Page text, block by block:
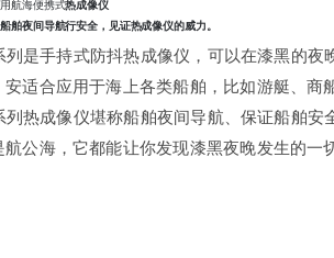
航海便携式热成像仪
舶夜间导航行安全，见证热成像仪的威力。
列是手持式防抖热成像仪，可以在漆黑的
适合应用于海上各类船舶，比如游艇、商
列热成像仪堪称船舶夜间导航、保证船舶
公海，它都能让你发现漆黑夜晚发生的一